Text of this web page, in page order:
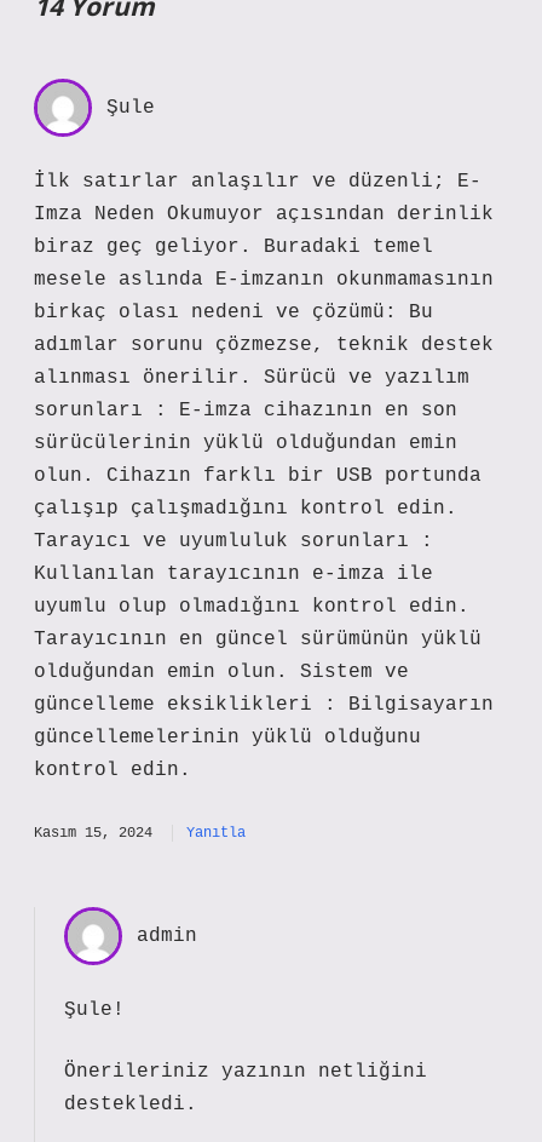
Şule
İlk satırlar anlaşılır ve düzenli; E-
Imza Neden Okumuyor açısından derinlik
biraz geç geliyor. Buradaki temel
mesele aslında E-imzanın okunmamasının
birkaç olası nedeni ve çözümü: Bu
adımlar sorunu çözmezse, teknik destek
alınması önerilir. Sürücü ve yazılım
sorunları : E-imza cihazının en son
sürücülerinin yüklü olduğundan emin
olun. Cihazın farklı bir USB portunda
çalışıp çalışmadığını kontrol edin.
Tarayıcı ve uyumluluk sorunları :
Kullanılan tarayıcının e-imza ile
uyumlu olup olmadığını kontrol edin.
Tarayıcının en güncel sürümünün yüklü
olduğundan emin olun. Sistem ve
güncelleme eksiklikleri : Bilgisayarın
güncellemelerinin yüklü olduğunu
kontrol edin.
Kasım 15, 2024 Yanıtla
admin
Şule!
Önerileriniz yazının netliğini
destekledi.